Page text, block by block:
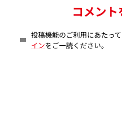
コメン
投稿機能のご利用にあたっ
インをご一読ください。